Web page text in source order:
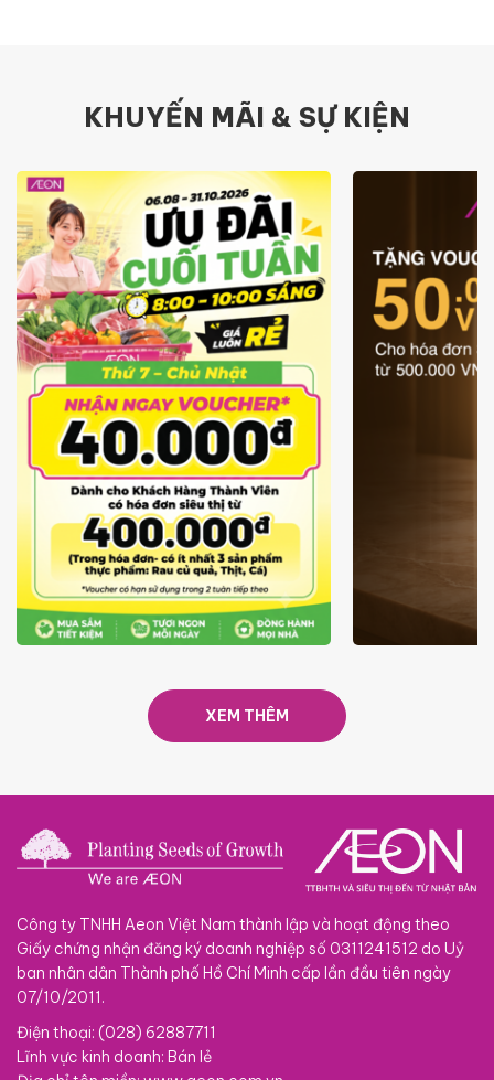
KHUYẾN MÃI & SỰ KIỆN
GIÁ LUÔN RẺ TỪ 6/8 - 31/10
ƯU
XEM THÊM
Công ty TNHH Aeon Việt Nam thành lập và hoạt động theo
Giấy chứng nhận đăng ký doanh nghiệp số 0311241512 do Uỷ
ban nhân dân Thành phố Hồ Chí Minh cấp lần đầu tiên ngày
07/10/2011.
Điện thoại: (028) 62887711
Lĩnh vực kinh doanh: Bán lẻ